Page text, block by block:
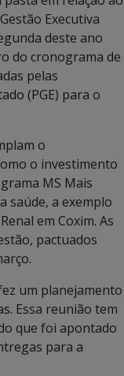
Executiva
deste ano
do cronograma de
pelas
(PGE) para o
o
o investimento
MS Mais
saúde, a exemplo
em Coxim. As
pactuados
um planejamento
Essa reunião tem
que foi apontado
para a